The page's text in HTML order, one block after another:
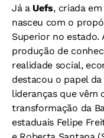
Já a Uefs, criada
nasceu com o
Superior no estado.
produção de
realidade social,
destacou o papel
lideranças que vêm
transformação da
estaduais Felipe